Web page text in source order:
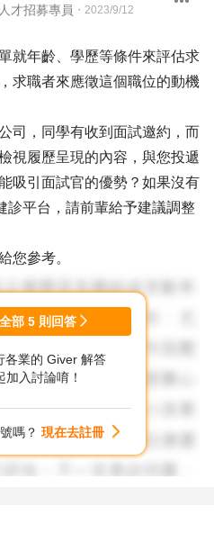
才招募專員 ・ 2023/9/12
就年齡、學歷等條件來評估求
求職者來應徵這個職位的動機
司，同學有收到面試邀約，而
視履歷呈現的內容，與您投遞
吸引面試官的優勢？如果沒有
診平台，請前輩給予建議調整
您參考。
部 5 則回答
各業的 Giver 解答
加入討論唷！
嗎？ 現在去註冊